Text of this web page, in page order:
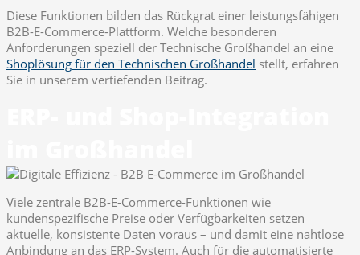
Diese Funktionen bilden das Rückgrat einer leistungsfähigen
B2B-E-Commerce-Plattform. Welche besonderen
Anforderungen speziell der Technische Großhandel an eine
Shoplösung für den Technischen Großhandel stellt, erfahren
Sie in unserem vertiefenden Beitrag.
Viele zentrale B2B-E-Commerce-Funktionen wie
kundenspezifische Preise oder Verfügbarkeiten setzen
aktuelle, konsistente Daten voraus – und damit eine nahtlose
Anbindung an das ERP-System. Auch für die automatisierte